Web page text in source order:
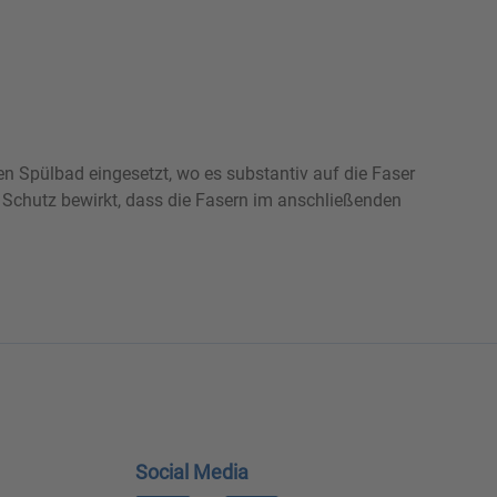
Spülbad eingesetzt, wo es substantiv auf die Faser
bewirkt, dass die Fasern im anschließenden
Social Media